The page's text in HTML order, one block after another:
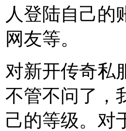
人登陆自己的
网友等。
对新开传奇私
不管不问了，
己的等级。对